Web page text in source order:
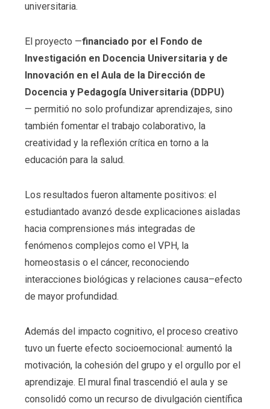
universitaria.
El proyecto —financiado por el Fondo de
Investigación en Docencia Universitaria y de
Innovación en el Aula de la Dirección de
Docencia y Pedagogía Universitaria (DDPU)
— permitió no solo profundizar aprendizajes, sino
también fomentar el trabajo colaborativo, la
creatividad y la reflexión crítica en torno a la
educación para la salud.
Los resultados fueron altamente positivos: el
estudiantado avanzó desde explicaciones aisladas
hacia comprensiones más integradas de
fenómenos complejos como el VPH, la
homeostasis o el cáncer, reconociendo
interacciones biológicas y relaciones causa–efecto
de mayor profundidad.
Además del impacto cognitivo, el proceso creativo
tuvo un fuerte efecto socioemocional: aumentó la
motivación, la cohesión del grupo y el orgullo por el
aprendizaje. El mural final trascendió el aula y se
consolidó como un recurso de divulgación científica